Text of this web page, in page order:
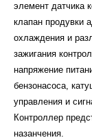
элемент датчика
клапан продувки
охлаждения и
зажигания
напряжение
бензонасоса,
управления и
Контроллер
назанчения.